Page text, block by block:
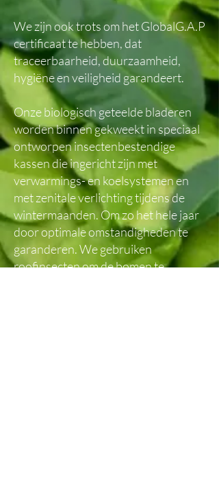
We zijn ook trots om het GlobalG.A.P
certificaat te hebben, dat
traceerbaarheid, duurzaamheid,
hygiëne en veiligheid garandeert.
Onze biologisch geteelde bladeren
worden binnen gekweekt in speciaal
ontworpen insectenbestendige
kassen die ingericht zijn met
verwarmings- en koelsystemen en
met zenitale verlichting tijdens de
wintermaanden. Om zo het hele jaar
door optimale omstandigheden te
garanderen. We gebruiken
roofinsecten om de bomen te